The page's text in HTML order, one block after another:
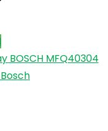
động tác đánh
quả cao nhất khi
thiết kế bằng
dùng có thể